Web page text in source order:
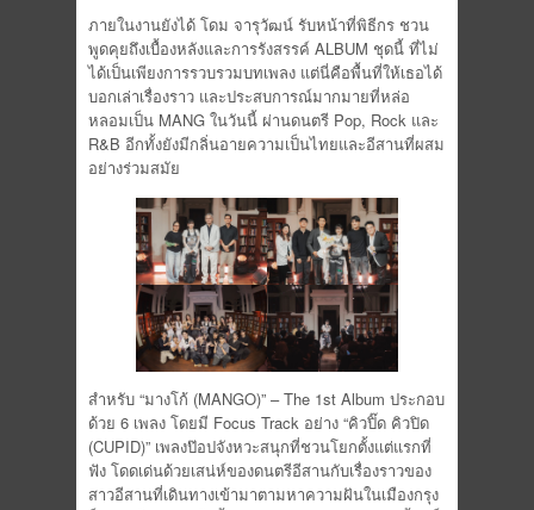
ภายในงานยังได้ โดม จารุวัฒน์ รับหน้าที่พิธีกร ชวน
พูดคุยถึงเบื้องหลังและการรังสรรค์ ALBUM ชุดนี้ ที่ไม่
ได้เป็นเพียงการรวบรวมบทเพลง แต่นี่คือพื้นที่ให้เธอได้
บอกเล่าเรื่องราว และประสบการณ์มากมายที่หล่อ
หลอมเป็น MANG ในวันนี้ ผ่านดนตรี Pop, Rock และ
R&B อีกทั้งยังมีกลิ่นอายความเป็นไทยและอีสานที่ผสม
อย่างร่วมสมัย
สำหรับ “มางโก้ (MANGO)” – The 1st Album ประกอบ
ด้วย 6 เพลง โดยมี Focus Track อย่าง “คิวปิ๊ด คิวปิด
(CUPID)” เพลงป๊อปจังหวะสนุกที่ชวนโยกตั้งแต่แรกที่
ฟัง โดดเด่นด้วยเสน่ห์ของดนตรีอีสานกับเรื่องราวของ
สาวอีสานที่เดินทางเข้ามาตามหาความฝันในเมืองกรุง